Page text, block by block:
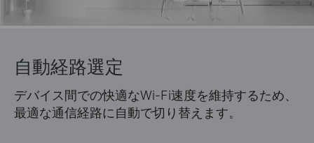
自動経路選定
デバイス間での快適なWi-Fi速度を維持するため、
最適な通信経路に自動で切り替えます。